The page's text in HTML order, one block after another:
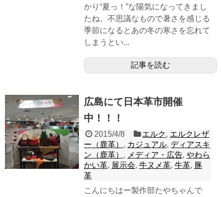
かり“夏っ！”な陽気になってきまし
たね。不思議なもので暑さを感じる
季節になるとあの冬の寒さを忘れて
しまうとい...
記事を読む
広島にて日本革市開催
中！！！
2015/4/8 エルク, エルクレザ
ー（鹿革） , カジュアル, ディアスキ
ン（鹿革） , メディア・広告, やわら
かい革, 展示会, 牛ヌメ革, 牛革, 豚
革
こんにちはー製作部たやちゃんで